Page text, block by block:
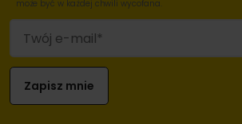
może być w każdej chwili wycofana.